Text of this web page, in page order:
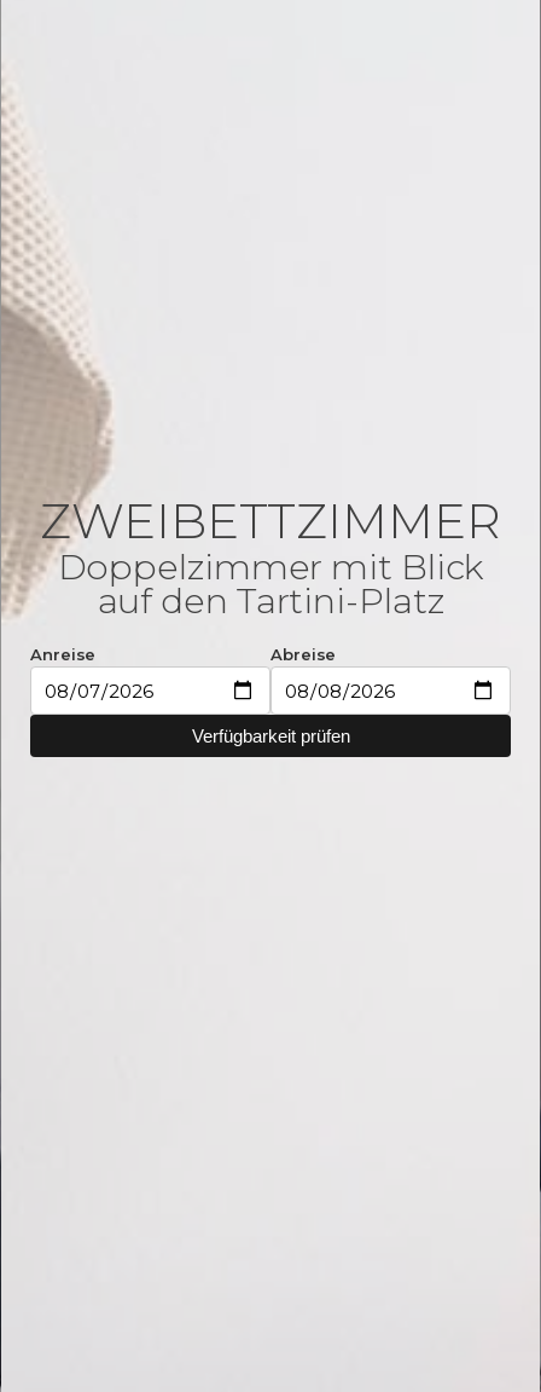
ZWEIBETTZIMMER
Doppelzimmer mit Blick
auf den Tartini-Platz
Anreise Abreise
Verfügbarkeit prüfen